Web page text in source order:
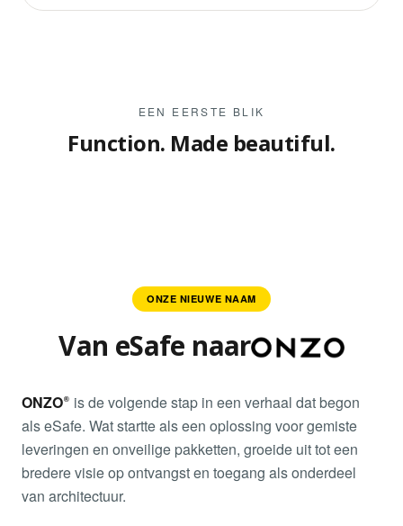
EEN EERSTE BLIK
Function. Made beautiful.
Slim. Modulair. Iconisch.
Nieuwe generatie poortenbouw.
Strakke lijnen. Duurzame materialen.
ONZE NIEUWE NAAM
Van eSafe naar
ONZO® is de volgende stap in een verhaal dat begon
als eSafe. Wat startte als een oplossing voor gemiste
leveringen en onveilige pakketten, groeide uit tot een
bredere visie op ontvangst en toegang als onderdeel
van architectuur.